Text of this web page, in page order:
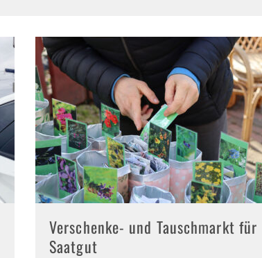
Verschenke- und Tauschmarkt für
Saatgut